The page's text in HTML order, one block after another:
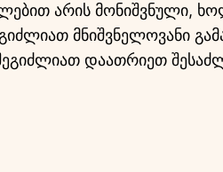
არის მონიშვნული,
მნიშვნელოვანი
დაათრიეთ